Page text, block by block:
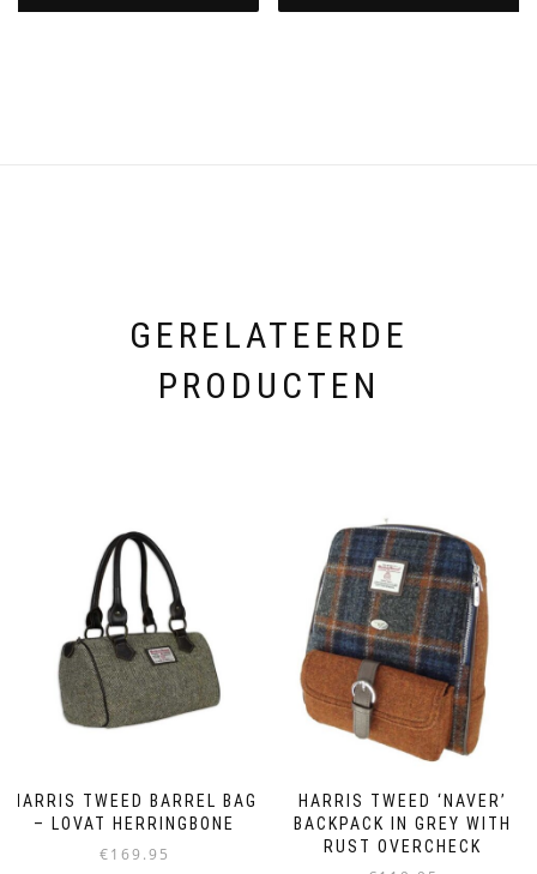
GERELATEERDE
PRODUCTEN
HARRIS TWEED BARREL BAG
– LOVAT HERRINGBONE
€169.95
HARRIS TWEED ‘NAVER’
BACKPACK IN GREY WITH
RUST OVERCHECK